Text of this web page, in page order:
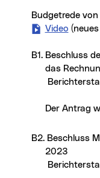
Budgetrede von
Video -
B1. Beschluss
das
Der Antrag
B2. Beschluss
2023